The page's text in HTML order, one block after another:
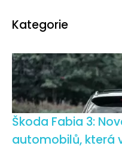
Kategorie
Škoda Fabia 3:
automobilů, která